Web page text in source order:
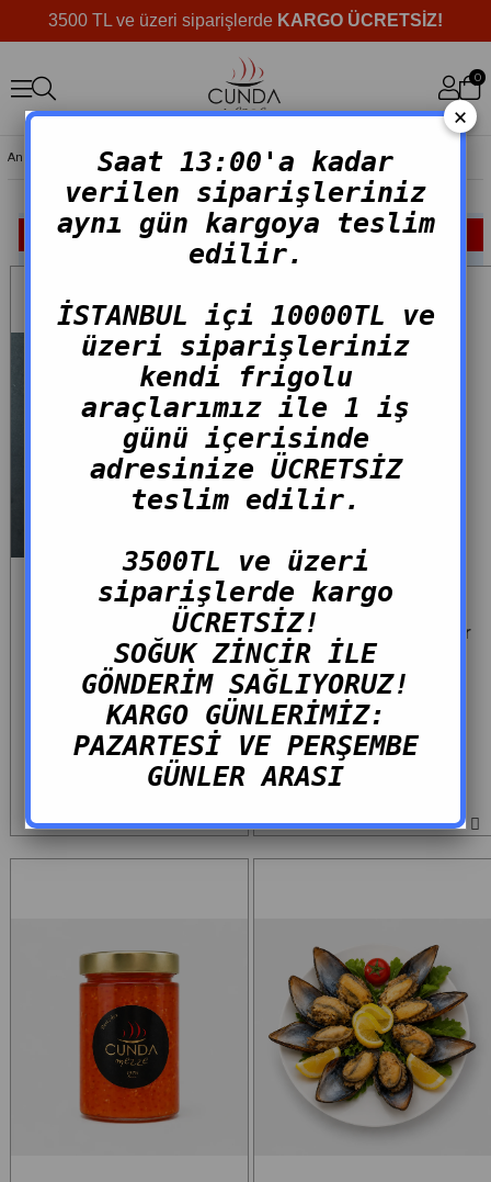
3500 TL ve üzeri siparişlerde KARGO ÜCRETSİZ!
0
Anasayfa Hazır Ürünler
FILTRELEME SIRALAMA
Sardalya Ançuez 180g
340,00 TL
Bottarga 120gr - 160gr
1.280,00 TL
×
Saat 13:00'a kadar
verilen siparişleriniz
aynı gün kargoya teslim
edilir.
İSTANBUL içi 10000TL ve
üzeri siparişleriniz
kendi frigolu
araçlarımız ile 1 iş
günü içerisinde
adresinize ÜCRETSİZ
teslim edilir.
3500TL ve üzeri
siparişlerde kargo
ÜCRETSİZ!
SOĞUK ZİNCİR İLE
GÖNDERİM SAĞLIYORUZ!
KARGO GÜNLERİMİZ:
PAZARTESİ VE PERŞEMBE
GÜNLER ARASI